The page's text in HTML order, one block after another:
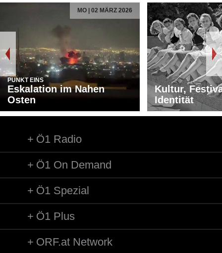
MO | 02 MÄRZ 2026
PUNKT EINS
Eskalation im Nahen
Osten
Kultur,
Identität
Ö1 Radio
Ö1 On Demand
Ö1 Spezial
Ö1 Plus
ORF.at Network